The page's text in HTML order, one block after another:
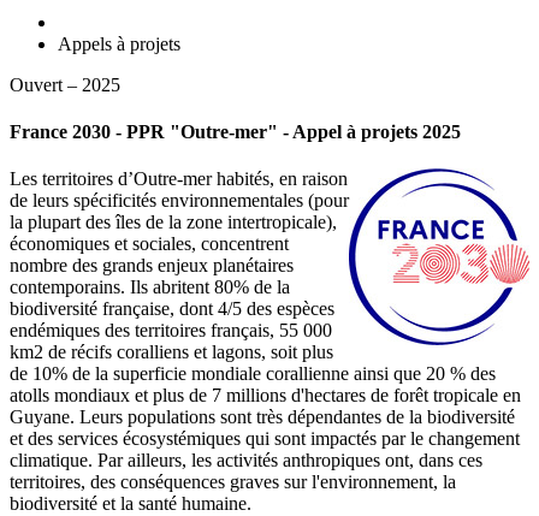
Appels à projets
Ouvert – 2025
France 2030 - PPR "Outre-mer" - Appel à projets 2025
Les territoires d’Outre-mer habités, en raison
de leurs spécificités environnementales (pour
la plupart des îles de la zone intertropicale),
économiques et sociales, concentrent
nombre des grands enjeux planétaires
contemporains. Ils abritent 80% de la
biodiversité française, dont 4/5 des espèces
endémiques des territoires français, 55 000
km2 de récifs coralliens et lagons, soit plus
de 10% de la superficie mondiale corallienne ainsi que 20 % des
atolls mondiaux et plus de 7 millions d'hectares de forêt tropicale en
Guyane. Leurs populations sont très dépendantes de la biodiversité
et des services écosystémiques qui sont impactés par le changement
climatique. Par ailleurs, les activités anthropiques ont, dans ces
territoires, des conséquences graves sur l'environnement, la
biodiversité et la santé humaine.